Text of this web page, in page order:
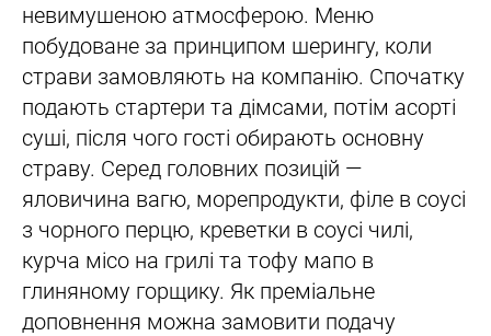
невимушеною атмосферою. Меню
побудоване за принципом шерингу, коли
страви замовляють на компанію. Спочатку
подають стартери та дімсами, потім асорті
суші, після чого гості обирають основну
страву. Серед головних позицій —
яловичина вагю, морепродукти, філе в соусі
з чорного перцю, креветки в соусі чилі,
курча місо на грилі та тофу мапо в
глиняному горщику. Як преміальне
доповнення можна замовити подачу